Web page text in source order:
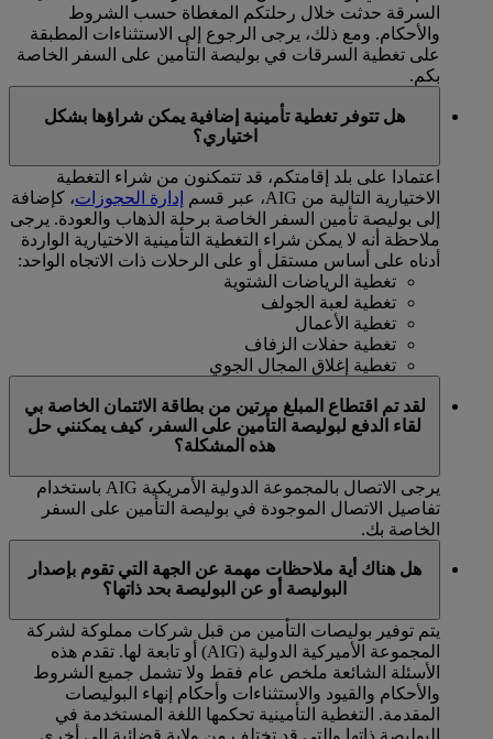
السرقة حدثت خلال رحلتكم المغطاة حسب الشروط
والأحكام. ومع ذلك، يرجى الرجوع إلى الاستثناءات المطبقة
على تغطية السرقات في بوليصة التأمين على السفر الخاصة
بكم.
هل تتوفر تغطية تأمينية إضافية يمكن شراؤها بشكل
اختياري؟
اعتمادا على بلد إقامتكم، قد تتمكنون من شراء التغطية
الاختيارية التالية من AIG، عبر قسم
إدارة الحجوزات، كإضافة
إلى بوليصة تأمين السفر الخاصة برحلة الذهاب والعودة. يرجى
ملاحظة أنه لا يمكن شراء التغطية التأمينية الاختيارية الواردة
أدناه على أساس مستقل أو على الرحلات ذات الاتجاه الواحد:
تغطية الرياضات الشتوية
تغطية لعبة الجولف
تغطية الأعمال
تغطية حفلات الزفاف
تغطية إغلاق المجال الجوي
لقد تم اقتطاع المبلغ مرتين من بطاقة الائتمان الخاصة بي
لقاء الدفع لبوليصة التأمين على السفر، كيف يمكنني حل
هذه المشكلة؟
يرجى الاتصال بالمجموعة الدولية الأمريكية AIG باستخدام
تفاصيل الاتصال الموجودة في بوليصة التأمين على السفر
الخاصة بك.
هل هناك أية ملاحظات مهمة عن الجهة التي تقوم بإصدار
البوليصة أو عن البوليصة بحد ذاتها؟
يتم توفير بوليصات التأمين من قبل شركات مملوكة لشركة
المجموعة الأميركية الدولية (AIG) أو تابعة لها. تقدم هذه
الأسئلة الشائعة ملخص عام فقط ولا تشمل جميع الشروط
والأحكام والقيود والاستثناءات وأحكام إنهاء البوليصات
المقدمة. التغطية التأمينية تحكمها اللغة المستخدمة في
البوليصة ذاتها والتي قد تختلف من ولاية قضائية إلى أخرى.